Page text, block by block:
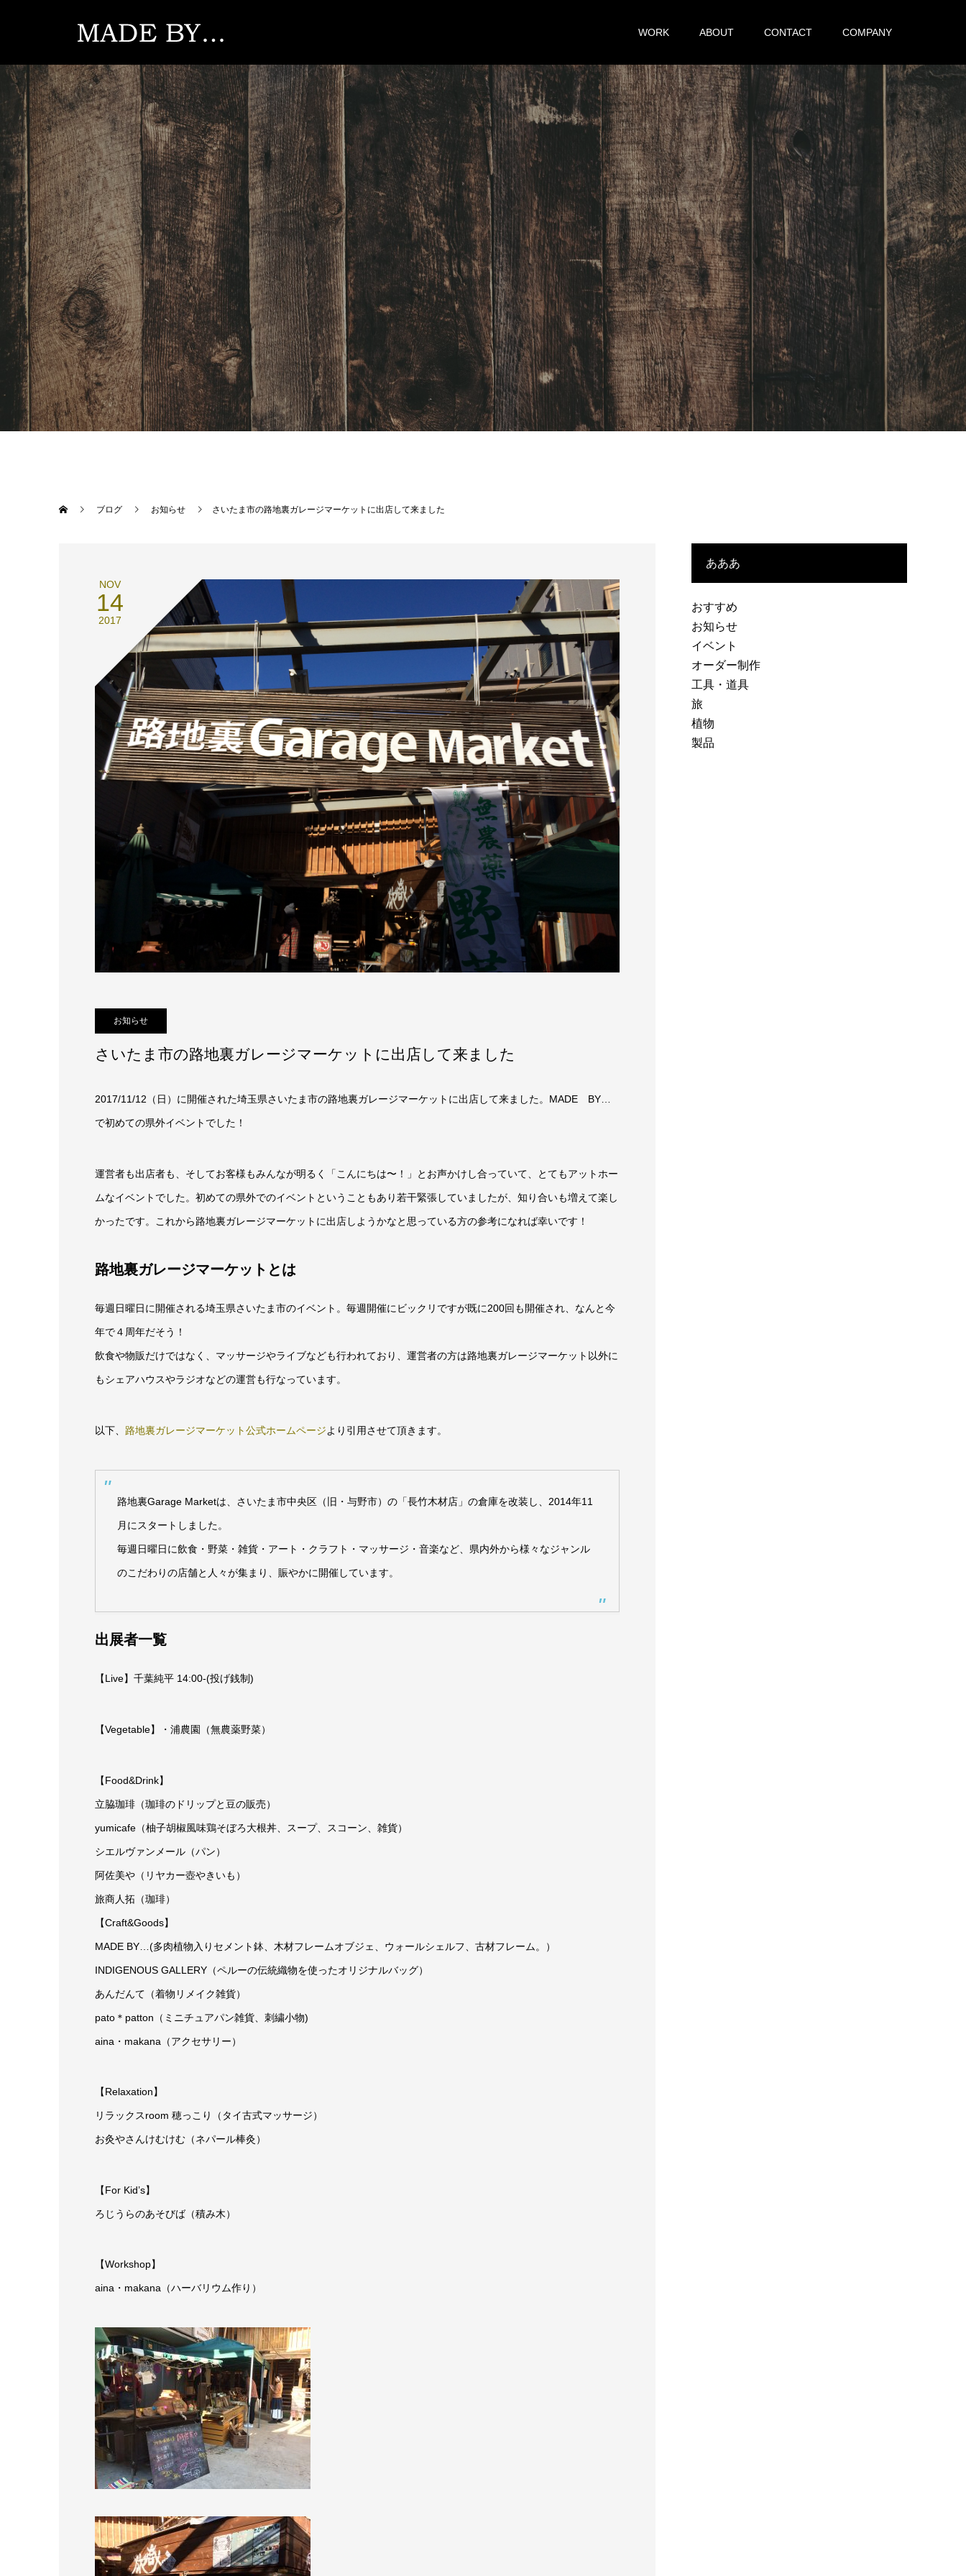
WORK ABOUT CONTACT COMPANY
BLOG
ブログ お知らせ さいたま市の路地裏ガレージマーケットに出店して来ました
NOV
14
2017
お知らせ
さいたま市の路地裏ガレージマーケットに出店して来ました
2017/11/12（日）に開催された埼玉県さいたま市の路地裏ガレージマーケットに出店して来ました。MADE BY…
で初めての県外イベントでした！
運営者も出店者も、そしてお客様もみんなが明るく「こんにちは〜！」とお声かけし合っていて、とてもアットホー
ムなイベントでした。初めての県外でのイベントということもあり若干緊張していましたが、知り合いも増えて楽し
かったです。これから路地裏ガレージマーケットに出店しようかなと思っている方の参考になれば幸いです！
路地裏ガレージマーケットとは
毎週日曜日に開催される埼玉県さいたま市のイベント。毎週開催にビックリですが既に200回も開催され、なんと今
年で４周年だそう！
飲食や物販だけではなく、マッサージやライブなども行われており、運営者の方は路地裏ガレージマーケット以外に
もシェアハウスやラジオなどの運営も行なっています。
以下、 路地裏ガレージマーケット公式ホームページより引用させて頂きます。
路地裏Garage Marketは、さいたま市中央区（旧・与野市）の「長竹木材店」の倉庫を改装し、​2014年11
月にスタートしました。
毎週日曜日に飲食・野菜・雑貨・アート・クラフト・マッサージ・音楽など、県内外から様々なジャンル
のこだわりの店舗と人々が集まり、​賑やかに開催しています。​
出展者一覧
【Live】千葉純平 14:00-(投げ銭制)
【Vegetable】・浦農園（無農薬野菜）
【Food&Drink】
立脇珈琲（珈琲のドリップと豆の販売）
yumicafe（柚子胡椒風味鶏そぼろ大根丼、スープ、スコーン、雑貨）
シエルヴァンメール（パン）
阿佐美や（リヤカー壺やきいも）
旅商人拓（珈琲）
【Craft&Goods】
MADE BY…(多肉植物入りセメント鉢、木材フレームオブジェ、ウォールシェルフ、古材フレーム。）
INDIGENOUS GALLERY（ペルーの伝統織物を使ったオリジナルバッグ）
あんだんて（着物リメイク雑貨）
pato＊patton（ミニチュアパン雑貨、刺繍小物)
aina・makana（アクセサリー）
【Relaxation】
リラックスroom 穂っこり（タイ古式マッサージ）
お灸やさんけむけむ（ネパール棒灸）
【For Kid’s】
ろじうらのあそびば（積み木）
【Workshop】
aina・makana（ハーバリウム作り）
あああ
おすすめ
お知らせ
イベント
オーダー制作
工具・道具
旅
植物
製品